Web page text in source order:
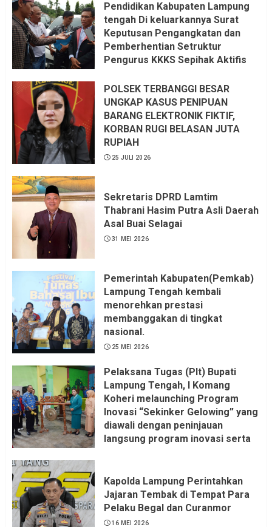
Pendidikan Kabupaten Lampung
tengah Di keluarkannya Surat
Keputusan Pengangkatan dan
Pemberhentian Setruktur
Pengurus KKKS Sepihak Aktifis
Sangat menantang Aturan dan
Dapat saya pastikan penuh Unsur
KKN, dan Unsur Politik.
6 AGUSTUS 2026
POLSEK TERBANGGI BESAR
UNGKAP KASUS PENIPUAN
BARANG ELEKTRONIK FIKTIF,
KORBAN RUGI BELASAN JUTA
RUPIAH
25 JULI 2026
Sekretaris DPRD Lamtim
Thabrani Hasim Putra Asli Daerah
Asal Buai Selagai
31 MEI 2026
Pemerintah Kabupaten(Pemkab)
Lampung Tengah kembali
menorehkan prestasi
membanggakan di tingkat
nasional.
25 MEI 2026
Pelaksana Tugas (Plt) Bupati
Lampung Tengah, I Komang
Koheri melaunching Program
Inovasi “Sekinker Gelowing” yang
diawali dengan peninjauan
langsung program inovasi serta
Bandar Jaya Barat, Kecamatan
Terbanggi Besar, Rabu
(20/05/2026).
21 MEI 2026
Kapolda Lampung Perintahkan
Jajaran Tembak di Tempat Para
Pelaku Begal dan Curanmor
16 MEI 2026